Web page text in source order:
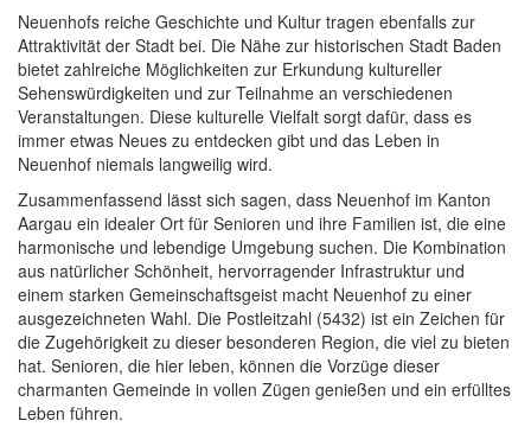
Neuenhofs reiche Geschichte und Kultur tragen ebenfalls zur
Attraktivität der Stadt bei. Die Nähe zur historischen Stadt Baden
bietet zahlreiche Möglichkeiten zur Erkundung kultureller
Sehenswürdigkeiten und zur Teilnahme an verschiedenen
Veranstaltungen. Diese kulturelle Vielfalt sorgt dafür, dass es
immer etwas Neues zu entdecken gibt und das Leben in
Neuenhof niemals langweilig wird.
Zusammenfassend lässt sich sagen, dass Neuenhof im Kanton
Aargau ein idealer Ort für Senioren und ihre Familien ist, die eine
harmonische und lebendige Umgebung suchen. Die Kombination
aus natürlicher Schönheit, hervorragender Infrastruktur und
einem starken Gemeinschaftsgeist macht Neuenhof zu einer
ausgezeichneten Wahl. Die Postleitzahl (5432) ist ein Zeichen für
die Zugehörigkeit zu dieser besonderen Region, die viel zu bieten
hat. Senioren, die hier leben, können die Vorzüge dieser
charmanten Gemeinde in vollen Zügen genießen und ein erfülltes
Leben führen.